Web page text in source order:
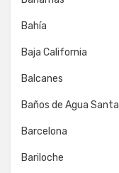
Bahía
Baja California
Balcanes
Baños de Agua Santa
Barcelona
Bariloche